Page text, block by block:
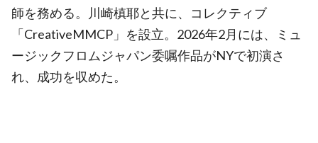
師を務める。川崎槙耶と共に、コレクティブ
「CreativeMMCP」を設立。2026年2月には、ミュ
ージックフロムジャパン委嘱作品がNYで初演さ
れ、成功を収めた。